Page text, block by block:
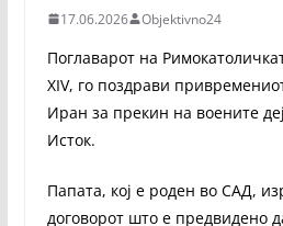
17.06.2026 Objektivno24
Поглаварот на
XIV, го поздрави
Иран за прекин на воените
Исток.
Папата, кој е роден во САД,
договорот што е предвидено